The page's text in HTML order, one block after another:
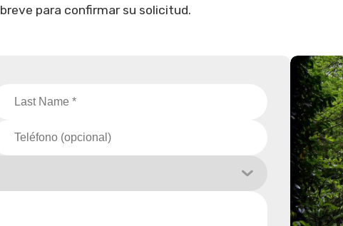
para confirmar su solicitud.